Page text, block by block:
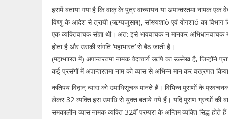
इसमें बताया गया है कि वाक् के पुत्र वाच्यायन या अपान्तरतमा नामक एक
विष्णु के आदेश से त्रायी (ऋग्यजुसाम), सांख्यशाò एवं योगशाó का विभाग
एक व्यक्तिवाचक संज्ञा थी। अत: इसे भाववाचक न मानकर अभिधानवाचक
होता है और उसकी संगति ‘महाभारत’ से बैठ जाती है।
(महाभाारत में) अपान्तरतमा नामक वेदाचार्य ऋषि का उल्लेख है, जिन्होंने
कई प्रसंगों में अपान्तरतमा नाम को व्यास से अभिन्न मान कर वख्रणत
कतिपय विद्वान् व्यास को उपाधिसूचक मानते हैं। विभिन्न पुराणों के
लेकर 32 व्यक्ति इस उपाधि से युक्त बताये गये हैं। यदि पुराण ग्रन्थों की
समकालीन व्यास नामक व्यक्ति 32वीं परम्परा के अन्तिम व्यक्ति सिद्ध होते